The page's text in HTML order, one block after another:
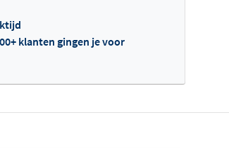
klanten gingen je voor